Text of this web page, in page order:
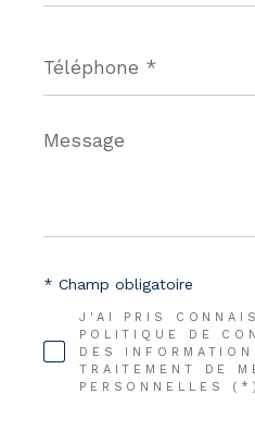
*
Message
*
J'AI PRIS
POLITIQUE DE
DES
TRAITEMENT DE
PERSONNELLES
* Champ obligatoire